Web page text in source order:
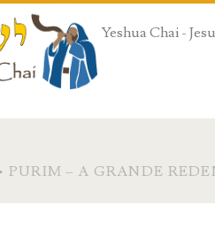
Yeshua Chai -